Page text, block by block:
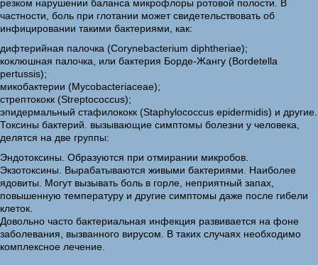
резком нарушении баланса микрофлоры ротовой полости. В
частности, боль при глотании может свидетельствовать об
инфицировании такими бактериями, как:
дифтерийная палочка (Corynebacterium diphtheriae);
коклюшная палочка, или бактерия Борде-Жангу (Bordetella
pertussis);
микобактерии (Mycobacteriaceae);
стрептококк (Streptococcus);
эпидермальный стафилококк (Staphylococcus epidermidis) и другие.
Токсины бактерий. вызывающие симптомы болезни у человека,
делятся на две группы:
Эндотоксины. Образуются при отмирании микробов.
Экзотоксины. Вырабатываются живыми бактериями. Наиболее
ядовиты. Могут вызывать боль в горле, неприятный запах,
повышенную температуру и другие симптомы даже после гибели
клеток.
Довольно часто бактериальная инфекция развивается на фоне
заболевания, вызванного вирусом. В таких случаях необходимо
комплексное лечение.